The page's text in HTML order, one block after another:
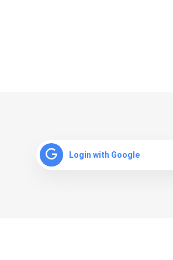
Login with Google